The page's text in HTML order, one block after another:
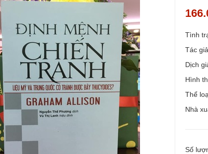
Tình
Tác
Dịch
Hình
Thể
Nhà
Số